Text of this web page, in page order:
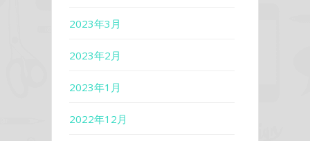
2023年3月
2023年2月
2023年1月
2022年12月